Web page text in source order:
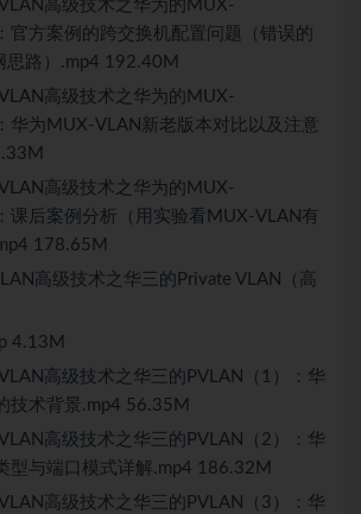
高级技术之华为的MUX-
官方案例的跨交换机配置问题（错误的
思路）.mp4 192.40M
高级技术之华为的MUX-
华为MUX-VLAN新老版本对比以及注意
高级技术之华为的MUX-
课后案例分析（用实验看MUX-VLAN有
178.65M
高级技术之华三的Private VLAN（高
4.13M
高级技术之华三的PVLAN（1）：华
技术背景.mp4 56.35M
高级技术之华三的PVLAN（2）：华
型与端口模式详解.mp4 186.32M
高级技术之华三的PVLAN（3）：华